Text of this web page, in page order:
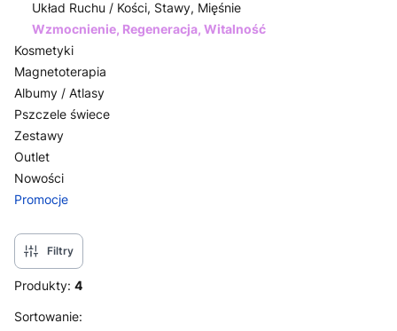
Układ Ruchu / Kości, Stawy, Mięśnie
Wzmocnienie, Regeneracja, Witalność
Kosmetyki
Magnetoterapia
Albumy / Atlasy
Pszczele świece
Zestawy
Outlet
Nowości
Promocje
Filtry
Produkty: 4
Lista produktów
Sortowanie: